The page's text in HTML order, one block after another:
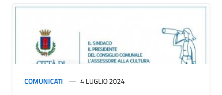
COMUNICATI 4 LUGLIO 2024